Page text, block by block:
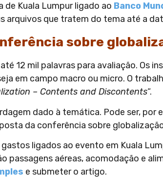
de Kuala Lumpur ligado ao Banco
arquivos que tratem do tema até a
sobre
12 mil palavras para avaliação. Os
em campo macro ou micro. O
– Contents and Discontents“.
dado à temática. Pode ser, por
da conferência sobre
ligados ao evento em Kuala
passagens aéreas, acomodação e
e submeter o artigo.